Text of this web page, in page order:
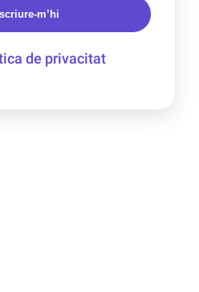
m’hi
de privacitat